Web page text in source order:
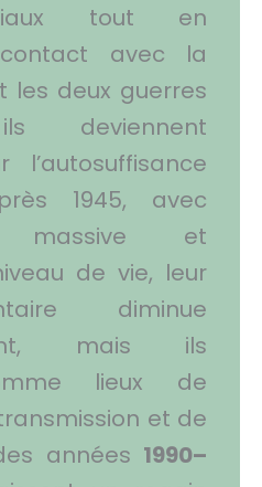
tout en
avec la
les deux guerres
deviennent
l’autosuffisance
1945, avec
massive et
de vie, leur
diminue
mais ils
lieux de
et de
années 1990–